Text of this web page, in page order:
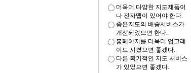
더욱더 다양한 지도제품이
나 전자맵이 있어야 한다.
좋은지도의 배송서비스가
개선되었으면 한다.
홈페이지를 더욱더 업그레
이드 시켰으면 좋겠다.
다른 획기적인 지도 서비스
가 있었으면 좋겠다.